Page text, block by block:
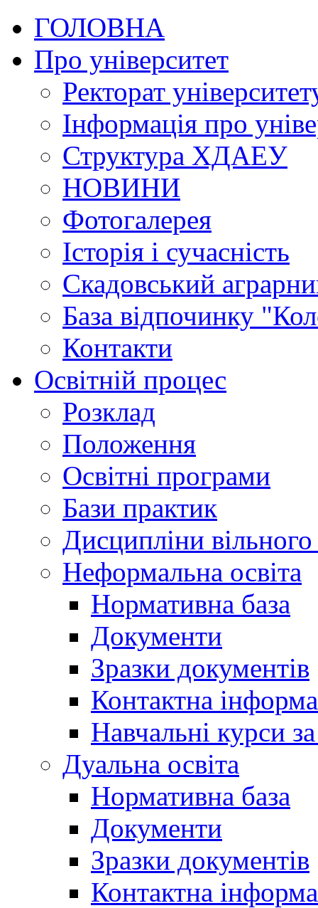
ГОЛОВНА
Про університет
Ректорат
Інформація про
Структура ХДАЕУ
НОВИНИ
Фотогалерея
Історія і сучасність
Скадовський
База відпочинку
Контакти
Освітній процес
Розклад
Положення
Освітні програми
Бази практик
Дисципліни
Неформальна освіта
Нормативна база
Документи
Зразки документів
Контактна
Навчальні курси
Дуальна освіта
Нормативна база
Документи
Зразки документів
Контактна